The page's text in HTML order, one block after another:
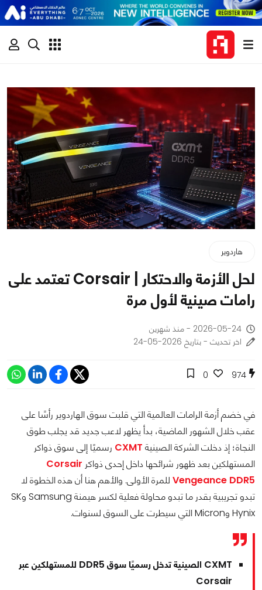
هاردوير
لحل الأزمة والاحتكار | Corsair تعتمد على
رامات صينية لأول مرة
2026-05-24 - منذ شهرين
اخر تحديث - بتاريخ 2026-05-24
974
0
في خضم أزمة الرامات العالمية التي قلبت سوق الهاردوير رأسًا على
عقب خلال الشهور الماضية، بدأ يظهر لاعب جديد قد يجلب طوق
النجاة؛ إذ دخلت الشركة الصينية CXMT رسميًا إلى سوق ذواكر
المستهلكين بعد ظهور شرائحها داخل إحدى ذواكر Corsair
Vengeance DDR5 للمرة الأولى. والأهم هنا أن هذه الخطوة لا
تبدو تجريبية بقدر ما تبدو محاولة فعلية لكسر هيمنة Samsung وSK
Hynix وMicron التي سيطرت على السوق لسنوات.
CXMT الصينية تدخل رسميًا سوق DDR5 للمستهلكين عبر
Corsair